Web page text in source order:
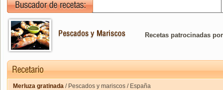
Recetas patrocinadas
Merluza gratinada / Pescados y mariscos / España